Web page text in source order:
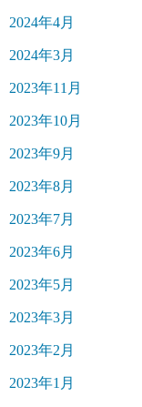
2024年4月
2024年3月
2023年11月
2023年10月
2023年9月
2023年8月
2023年7月
2023年6月
2023年5月
2023年3月
2023年2月
2023年1月